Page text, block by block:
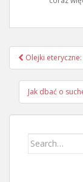
wpisu
Olejki
Jak dbać o
Search